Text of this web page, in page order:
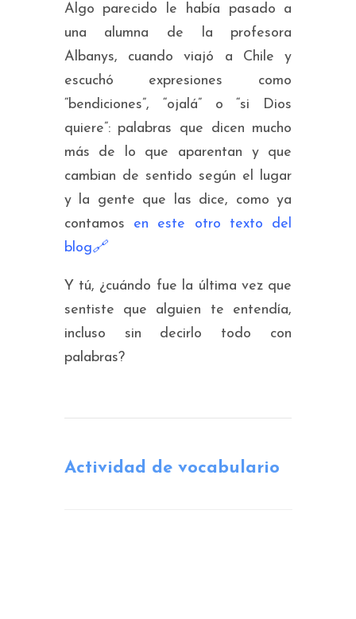
Algo parecido le había pasado a
una alumna de la profesora
Albanys, cuando viajó a Chile y
escuchó expresiones como
“bendiciones”, “ojalá”o“si Dios
quiere”: palabras que dicen mucho
más de lo que aparentan y que
cambian de sentido según el lugar
y la gente que las dice, como ya
contamos
en este otro texto del
blog🔗
Y tú, ¿cuándo fue la última vez que
sentiste que alguien te entendía,
incluso sin decirlo todo con
palabras?
Actividad de vocabulario